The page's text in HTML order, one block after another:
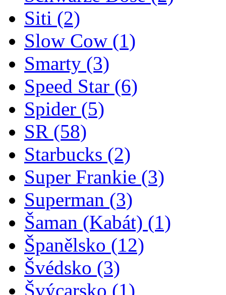
Siti (2)
Slow Cow (1)
Smarty (3)
Speed Star (6)
Spider (5)
SR (58)
Starbucks (2)
Super Frankie (3)
Superman (3)
Šaman (Kabát) (1)
Španělsko (12)
Švédsko (3)
Švýcarsko (1)